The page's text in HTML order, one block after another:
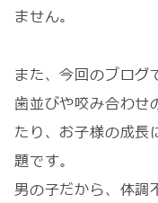
ません。
また、今回のブログ
歯並びや咬み合わせ
たり、お子様の成長
題です。
男の子だから、体調